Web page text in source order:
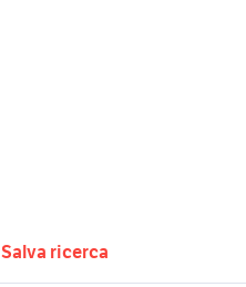
Salva ricerca